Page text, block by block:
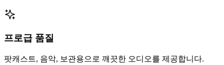
프로급 품질
팟캐스트, 음악, 보관용으로 깨끗한 오디오를 제공합니다.